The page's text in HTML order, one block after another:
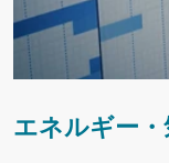
エネルギー